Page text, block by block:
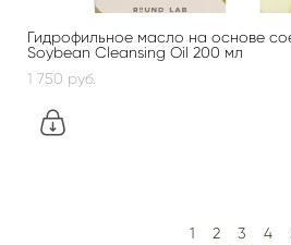
Гидрофильное масло на основе
Soybean Cleansing Oil 200 мл
1 750 pуб.
1 2 3 4